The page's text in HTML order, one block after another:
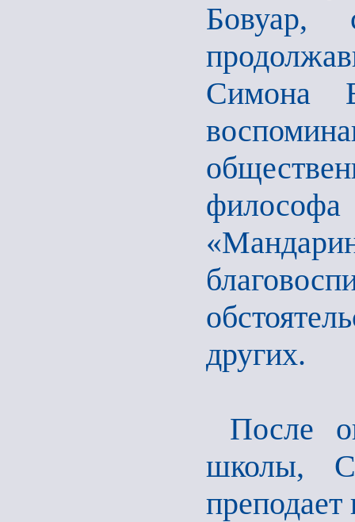
Бовуар,
Симона
других.
После
школы,